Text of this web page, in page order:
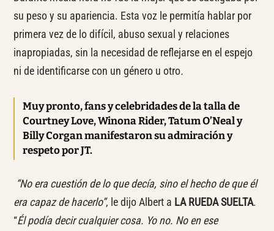
su peso y su apariencia. Esta voz le permitía hablar por
primera vez de lo difícil, abuso sexual y relaciones
inapropiadas, sin la necesidad de reflejarse en el espejo
ni de identificarse con un género u otro.
Muy pronto, fans y celebridades de la talla de
Courtney Love, Winona Rider, Tatum O’Neal y
Billy Corgan manifestaron su admiración y
respeto por JT.
“No era cuestión de lo que decía, sino el hecho de que él
era capaz de hacerlo”, le dijo Albert a LA RUEDA SUELTA.
“Él podía decir cualquier cosa. Yo no. No en ese